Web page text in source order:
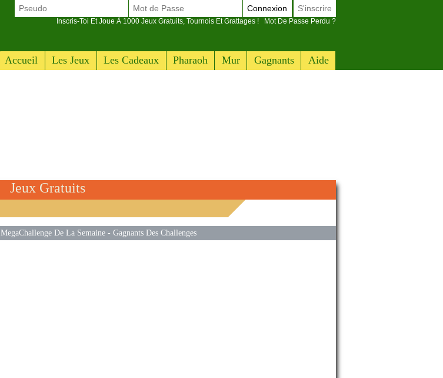
Accueil Les Jeux Les Cadeaux Pharaoh Mur Gagnants Aide
Connexion S'inscrire
Inscris-Toi Et Joue À 1000 Jeux Gratuits, Tournois Et Grattages ! Mot De Passe Perdu ?
Jeux Gratuits
MegaChallenge De La Semaine- Gagnants Des Challenges